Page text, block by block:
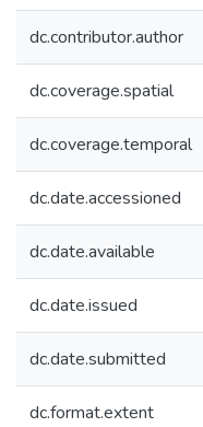
dc.contributor.author
dc.coverage.spatial
dc.coverage.temporal
dc.date.accessioned
dc.date.available
dc.date.issued
dc.date.submitted
dc.format.extent